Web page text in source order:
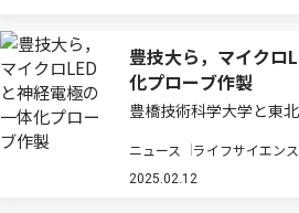
豊技大ら，マイクロ
化プローブ作製
豊橋技術科学大学と東
動を同時記録すること
と，神経電極を一体化
ニュース ライフサイエンス
2025.02.12